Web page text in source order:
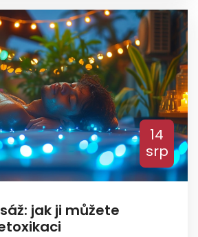
pro zlepšení života
14
srp
jak ji můžete